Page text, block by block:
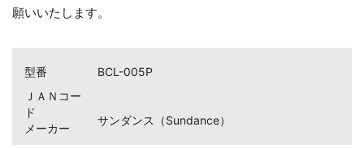
願いいたします。
型番
BCL-005P
ＪＡＮコー
ド
メーカー
サンダンス（Sundance）
お買い物を続ける カートへ進む